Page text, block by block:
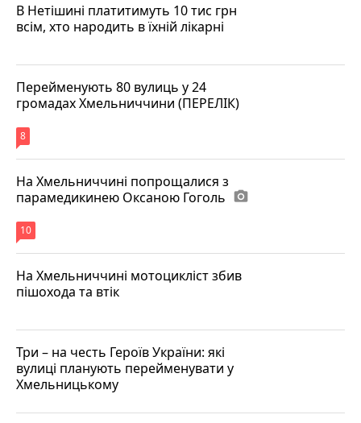
В Нетішині платитимуть 10 тис грн
всім, хто народить в їхній лікарні
Перейменують 80 вулиць у 24
громадах Хмельниччини (ПЕРЕЛІК)
8
На Хмельниччині попрощалися з
парамедикинею Оксаною Гоголь photo_camera
10
На Хмельниччині мотоцикліст збив
пішохода та втік
Три – на честь Героїв України: які
вулиці планують перейменувати у
Хмельницькому